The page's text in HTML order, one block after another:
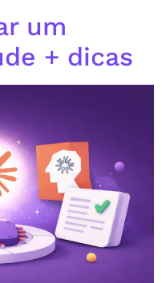
um
+ dicas